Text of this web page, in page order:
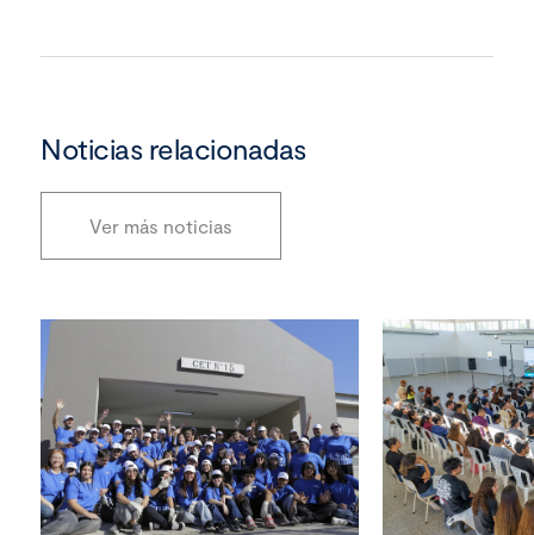
Noticias relacionadas
Ver más noticias